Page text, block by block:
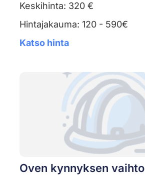
Keskihinta: 320 €
Hintajakauma: 120 - 590€
Katso hinta
Oven kynnyksen vaihto